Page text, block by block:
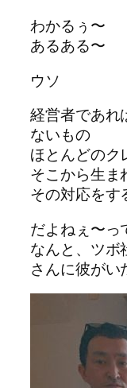
わかるぅ〜
あるある〜
ウソ
経営者であれ
ないもの
ほとんどのク
そこから生ま
その対応をす
だよねぇ〜っ
なんと、ツボ
さんに彼がい